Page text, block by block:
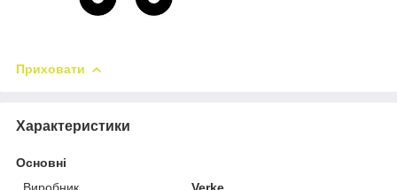
Приховати
Характеристики
Основні
Виробник
Verke